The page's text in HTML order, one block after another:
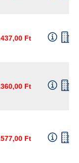
Ft
Ft
Ft